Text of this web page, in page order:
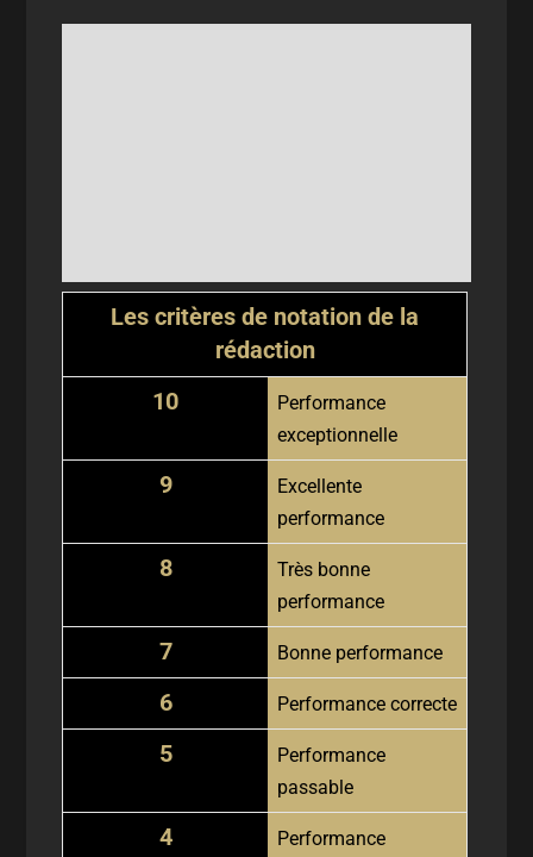
Les critères de notation de la
rédaction
10
Performance
exceptionnelle
9
Excellente
performance
8
Très bonne
performance
7 Bonne performance
6 Performance correcte
5
Performance
passable
4
Performance